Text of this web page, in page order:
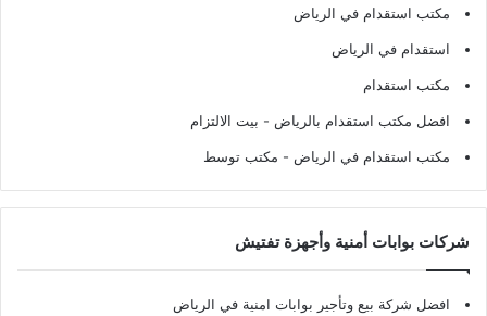
مكتب استقدام في الرياض
استقدام في الرياض
مكتب استقدام
افضل مكتب استقدام بالرياض - بيت الالتزام
مكتب استقدام في الرياض - مكتب توسط
شركات بوابات أمنية وأجهزة تفتيش
افضل شركة بيع وتأجير بوابات امنية في الرياض